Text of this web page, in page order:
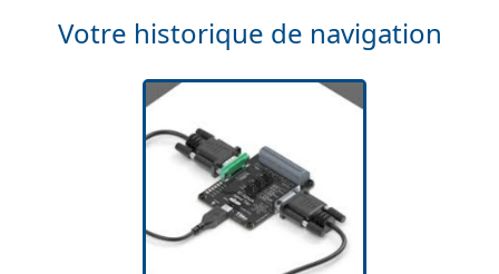
Votre historique de navigation